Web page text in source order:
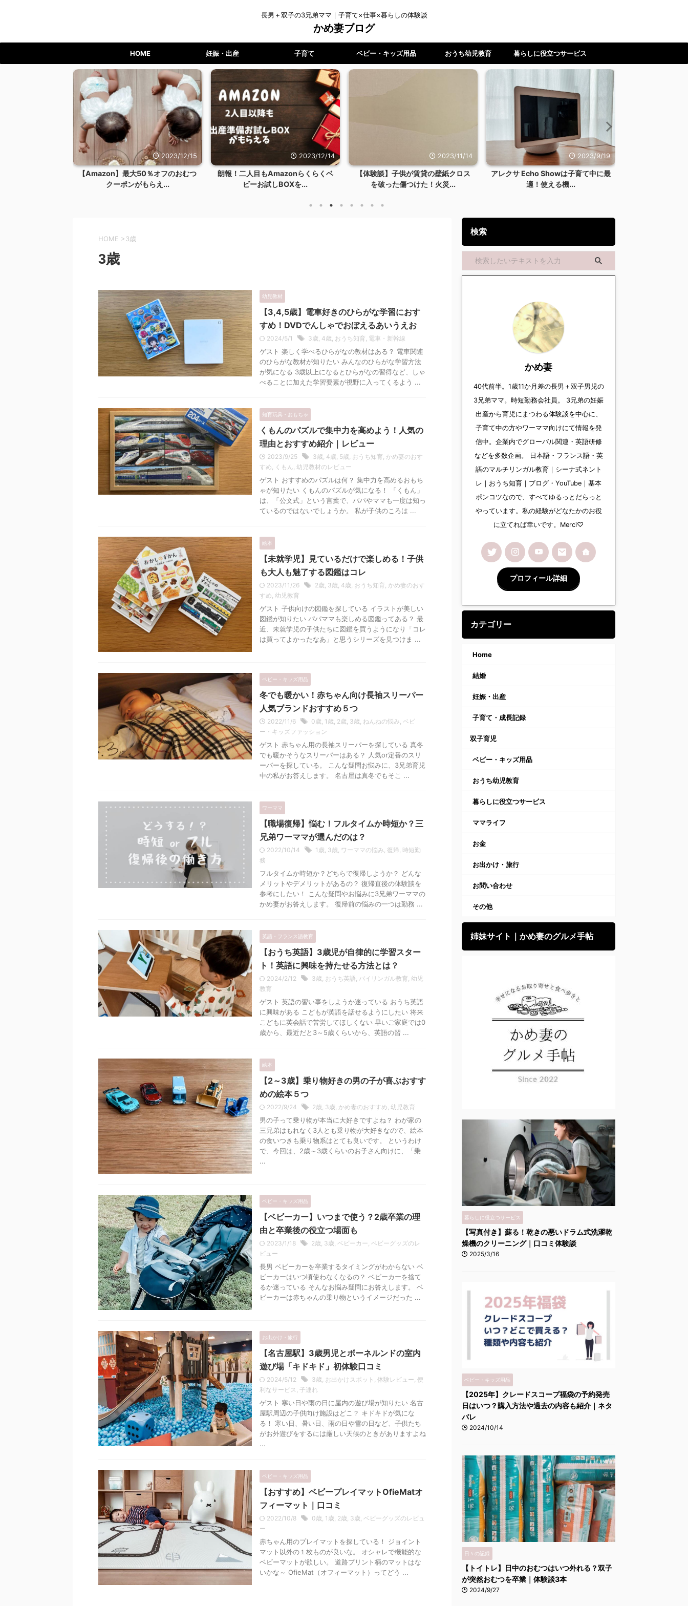
長男＋双子の3兄弟ママ｜子育て×仕事×暮らしの体験談
かめ妻ブログ
HOME 妊娠・出産 子育て ベビー・キッズ用品 おうち幼児教育 暮らしに役立つサービス
2023/12/15
【Amazon】最大50％オフのおむつ
クーポンがもらえ...
2023/12/14
朗報！二人目もAmazonらくらくベ
ビーお試しBOXを...
2023/11/14
【体験談】子供が賃貸の壁紙クロス
を破った傷つけた！火災...
2023/9/19
アレクサ Echo Showは子育て中に最
適！使える機...
HOME >3歳
3歳
幼児教材
【3,4,5歳】電車好きのひらがな学習におす
すめ！DVDでんしゃでおぼえるあいうえお
2024/5/1 3歳 4歳 おうち知育 電車・新幹線
ゲスト 楽しく学べるひらがなの教材はある？ 電車関連
のひらがな教材が知りたい みんなのひらがな学習方法
が気になる 3歳以上になるとひらがなの習得など、しゃ
べることに加えた学習要素が視野に入ってくるよう ...
知育玩具・おもちゃ
くもんのパズルで集中力を高めよう！人気の
理由とおすすめ紹介｜レビュー
2023/9/25 3歳 4歳 5歳 おうち知育 かめ妻のおす
すめ
くもん 幼児教材のレビュー
ゲスト おすすめのパズルは何？ 集中力を高めるおもち
ゃが知りたい くもんのパズルが気になる！ 「くもん」
は、「公文式」という言葉で、パパやママも一度は知っ
ているのではないでしょうか。 私が子供のころは ...
絵本
【未就学児】見ているだけで楽しめる！子供
も大人も魅了する図鑑はコレ
2023/11/26 2歳 3歳 4歳 おうち知育 かめ妻のおす
すめ 幼児教育
ゲスト 子供向けの図鑑を探している イラストが美しい
図鑑が知りたい パパママも楽しめる図鑑ってある？ 最
近、未就学児の子供たちに図鑑を買うようになり「コレ
は買ってよかったなあ」と思うシリーズを見つけま ...
ベビー・キッズ用品
冬でも暖かい！赤ちゃん向け長袖スリーパー
人気ブランドおすすめ５つ
2022/11/6 0歳, 1歳, 2歳, 3歳, ねんねの悩み, ベビ
ー・キッズファッション
ゲスト 赤ちゃん用の長袖スリーパーを探している 真冬
でも暖かそうなスリーパーはある？ 人気or定番のスリ
ーパーを探している。 こんな疑問お悩みに、3兄弟育児
中の私がお答えします。 名古屋は真冬でもそこ ...
ワーママ
【職場復帰】悩む！フルタイムか時短か？三
兄弟ワーママが選んだのは？
2022/10/14 1歳, 3歳, ワーママの悩み, 復帰, 時短勤
務
フルタイムか時短か？どちらで復帰しようか？ どんな
メリットやデメリットがあるの？ 復帰直後の体験談を
参考にしたい！ こんな疑問やお悩みに3兄弟ワーママの
かめ妻がお答えします。 復帰前の悩みの一つは勤務 ...
英語・フランス語教育
【おうち英語】3歳児が自律的に学習スター
ト！英語に興味を持たせる方法とは？
2024/2/12 3歳, おうち英語, バイリンガル教育, 幼児
教育
ゲスト 英語の習い事をしようか迷っている おうち英語
に興味がある こどもが英語を話せるようにしたい 将来
こどもに英会話で苦労してほしくない 早いご家庭では0
歳から、最近だと3～5歳くらいから、英語の習 ...
絵本
【2～3歳】乗り物好きの男の子が喜ぶおすす
めの絵本５つ
2022/9/24 2歳, 3歳, かめ妻のおすすめ, 幼児教育
男の子って乗り物が本当に大好きですよね？ わが家の
三兄弟はもれなく3人とも乗り物が大好きなので、絵本
の食いつきも乗り物系はとても良いです。 というわけ
で、今回は、2歳～3歳くらいのお子さん向けに、「乗
...
ベビー・キッズ用品
【ベビーカー】いつまで使う？2歳卒業の理
由と卒業後の役立つ場面も
2023/1/18 2歳 3歳 ベビーカー ベビーグッズのレ
ビュー
長男 ベビーカーを卒業するタイミングがわからない ベ
ビーカーはいつ頃使わなくなるの？ ベビーカーを捨て
るか迷っている そんなお悩み疑問にお答えします。 ベ
ビーカーは赤ちゃんの乗り物というイメージだった ...
お出かけ・旅行
【名古屋駅】3歳男児とボーネルンドの室内
遊び場「キドキド」初体験口コミ
2024/5/12 3歳 お出かけスポット 体験レビュー 便
利なサービス 子連れ
ゲスト 寒い日や雨の日に屋内の遊び場が知りたい 名古
屋駅周辺の子供向け施設はどこ？ キドキドが気にな
る！ 寒い日、暑い日、雨の日や雪の日など、子供たち
がお外遊びをするには厳しい天候のときがありますよね
...
ベビー・キッズ用品
【おすすめ】ベビープレイマットOfieMatオ
フィーマット｜口コミ
2022/10/8 0歳 1歳 2歳 3歳 ベビーグッズのレビュ
ー
赤ちゃん用のプレイマットを探している！ ジョイント
マット以外の１枚ものが良いな。 オシャレで機能的な
ベビーマットが欲しい。 道路プリント柄のマットはな
いかな～ OfieMat（オフィーマット）ってどう ...
検索
かめ妻
40代前半。1歳11か月差の長男＋双子男児の
3兄弟ママ。時短勤務会社員。 3兄弟の妊娠
出産から育児にまつわる体験談を中心に、
子育て中の方やワーママ向けにて情報を発
信中。企業内でグローバル関連・英語研修
などを多数企画。 日本語・フランス語・英
語のマルチリンガル教育｜シーナ式ネント
レ｜おうち知育｜ブログ・YouTube｜基本
ポンコツなので、すべてゆるっとだらっと
やっています。私の経験がどなたかのお役
に立てれば幸いです。Merci♡
プロフィール詳細
カテゴリー
Home
結婚
妊娠・出産
子育て・成長記録
双子育児
ベビー・キッズ用品
おうち幼児教育
暮らしに役立つサービス
ママライフ
お金
お出かけ・旅行
お問い合わせ
その他
姉妹サイト｜かめ妻のグルメ手帖
暮らしに役立つサービス
【写真付き】蘇る！乾きの悪いドラム式洗濯乾
燥機のクリーニング｜口コミ体験談
2025/3/16
ベビー・キッズ用品
【2025年】クレードスコープ福袋の予約発売
日はいつ？購入方法や過去の内容も紹介｜ネタ
バレ
2024/10/14
日々の記録
【トイトレ】日中のおむつはいつ外れる？双子
が突然おむつを卒業｜体験談3本
2024/9/27